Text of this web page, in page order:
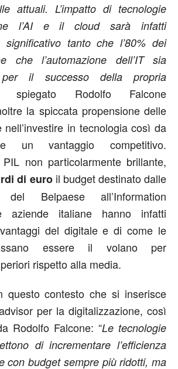
attuali. L’impatto di tecnologie
l’AI e il cloud sarà infatti
significativo tanto che l’80% dei
che l’automazione dell’IT sia
per il successo della propria
Rodolfo Falcone
la spiccata propensione delle
nell’investire in tecnologia così da
un vantaggio competitivo.
non particolarmente brillante,
di euroil budget destinato dalle
del Belpaese all’Information
aziende italiane hanno infatti
del digitale e di come le
essere il volano per
rispetto alla media.
questo contesto che si inserisce
per la digitalizzazione, così
Rodolfo Falcone: “Le tecnologie
di incrementare l’efficienza
con budget sempre più ridotti, ma